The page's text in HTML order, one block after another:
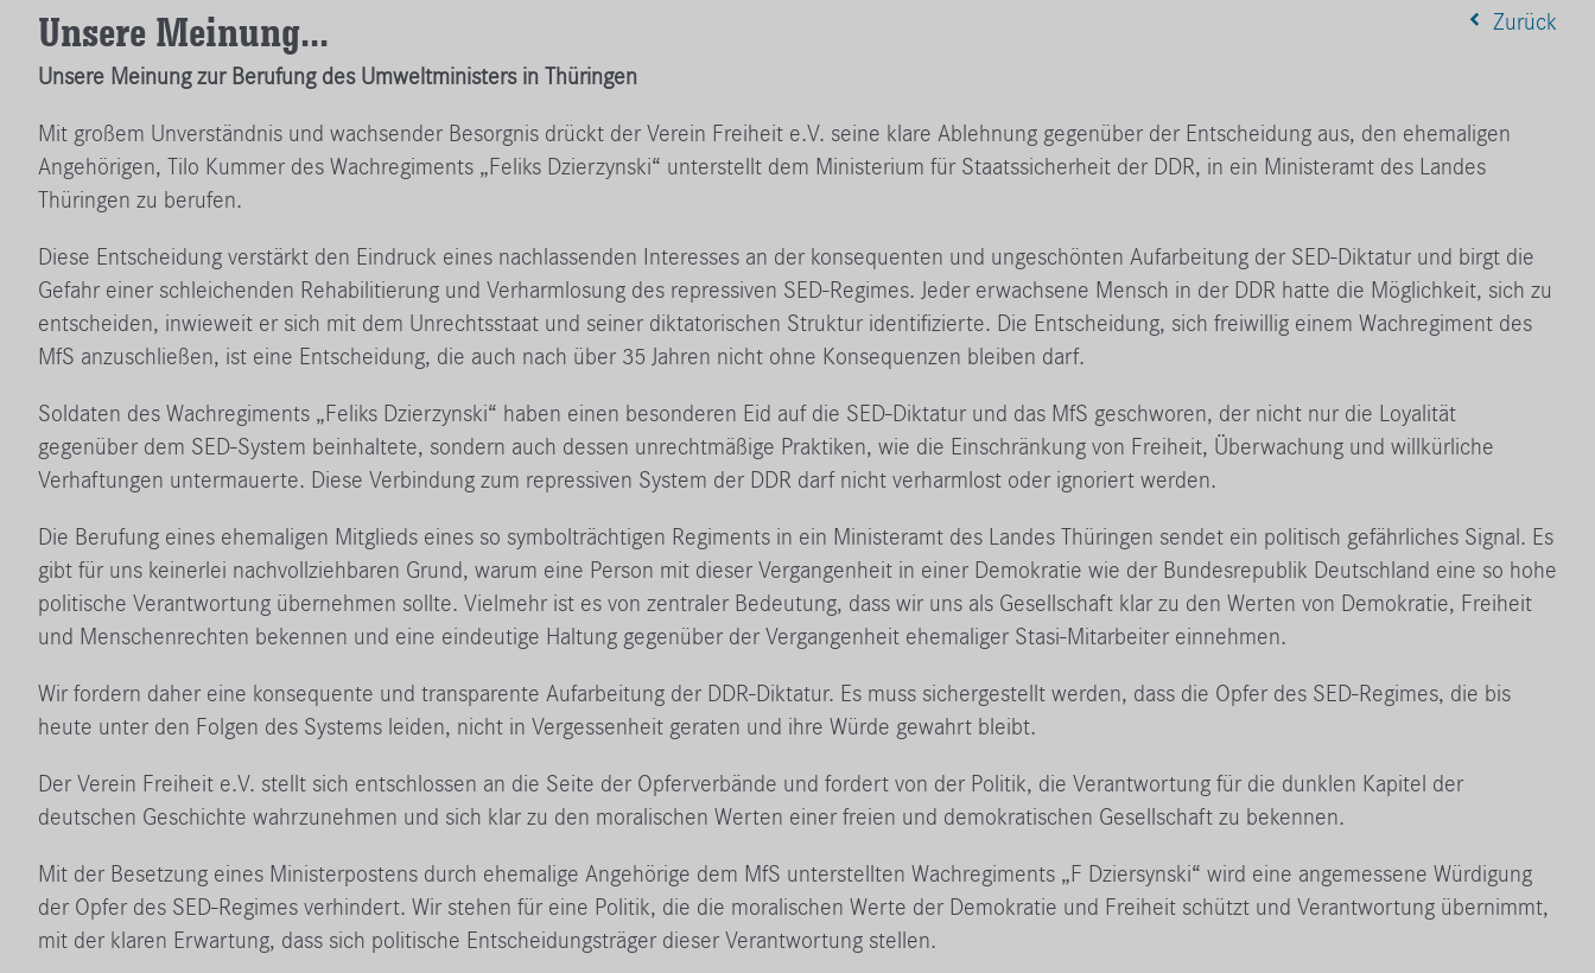
Unsere Meinung...
Zurück
Unsere Meinung zur Berufung des Umweltministers in Thüringen
Mit großem Unverständnis und wachsender Besorgnis drückt der Verein Freiheit e.V. seine klare Ablehnung gegenüber der Entscheidung aus, den ehemaligen
Angehörigen, Tilo Kummer des Wachregiments „Feliks Dzierzynski“ unterstellt dem Ministerium für Staatssicherheit der DDR, in ein Ministeramt des Landes
Thüringen zu berufen.
Diese Entscheidung verstärkt den Eindruck eines nachlassenden Interesses an der konsequenten und ungeschönten Aufarbeitung der SED-Diktatur und birgt die
Gefahr einer schleichenden Rehabilitierung und Verharmlosung des repressiven SED-Regimes. Jeder erwachsene Mensch in der DDR hatte die Möglichkeit, sich zu
entscheiden, inwieweit er sich mit dem Unrechtsstaat und seiner diktatorischen Struktur identifizierte. Die Entscheidung, sich freiwillig einem Wachregiment des
MfS anzuschließen, ist eine Entscheidung, die auch nach über 35 Jahren nicht ohne Konsequenzen bleiben darf.
Soldaten des Wachregiments „Feliks Dzierzynski“ haben einen besonderen Eid auf die SED-Diktatur und das MfS geschworen, der nicht nur die Loyalität
gegenüber dem SED-System beinhaltete, sondern auch dessen unrechtmäßige Praktiken, wie die Einschränkung von Freiheit, Überwachung und willkürliche
Verhaftungen untermauerte. Diese Verbindung zum repressiven System der DDR darf nicht verharmlost oder ignoriert werden.
Die Berufung eines ehemaligen Mitglieds eines so symbolträchtigen Regiments in ein Ministeramt des Landes Thüringen sendet ein politisch gefährliches Signal. Es
gibt für uns keinerlei nachvollziehbaren Grund, warum eine Person mit dieser Vergangenheit in einer Demokratie wie der Bundesrepublik Deutschland eine so hohe
politische Verantwortung übernehmen sollte. Vielmehr ist es von zentraler Bedeutung, dass wir uns als Gesellschaft klar zu den Werten von Demokratie, Freiheit
und Menschenrechten bekennen und eine eindeutige Haltung gegenüber der Vergangenheit ehemaliger Stasi-Mitarbeiter einnehmen.
Wir fordern daher eine konsequente und transparente Aufarbeitung der DDR-Diktatur. Es muss sichergestellt werden, dass die Opfer des SED-Regimes, die bis
heute unter den Folgen des Systems leiden, nicht in Vergessenheit geraten und ihre Würde gewahrt bleibt.
Der Verein Freiheit e.V. stellt sich entschlossen an die Seite der Opferverbände und fordert von der Politik, die Verantwortung für die dunklen Kapitel der
deutschen Geschichte wahrzunehmen und sich klar zu den moralischen Werten einer freien und demokratischen Gesellschaft zu bekennen.
Mit der Besetzung eines Ministerpostens durch ehemalige Angehörige dem MfS unterstellten Wachregiments „F Dziersynski“ wird eine angemessene Würdigung
der Opfer des SED-Regimes verhindert. Wir stehen für eine Politik, die die moralischen Werte der Demokratie und Freiheit schützt und Verantwortung übernimmt,
mit der klaren Erwartung, dass sich politische Entscheidungsträger dieser Verantwortung stellen.